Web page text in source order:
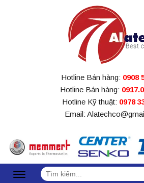
Hotline Bán hàng: 0908
Hotline Bán hàng:
Hotline Kỹ thuật: 0978
Email:
Tìm
kiếm: